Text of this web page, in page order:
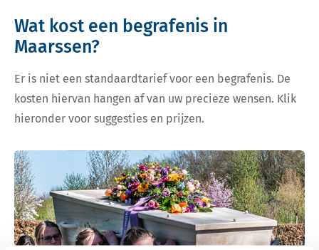
Wat kost een begrafenis in
Maarssen?
Er is niet een standaardtarief voor een begrafenis. De
kosten hiervan hangen af van uw precieze wensen. Klik
hieronder voor suggesties en prijzen.
Bekijk tarieven voor begrafenis